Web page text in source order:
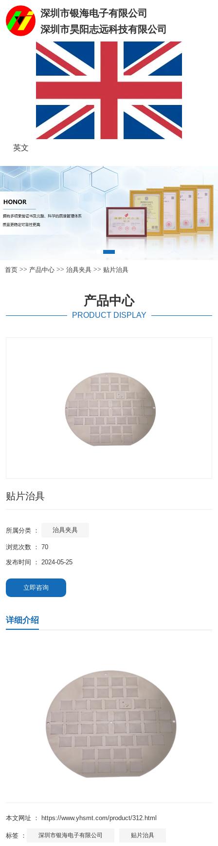
深圳市银海电子有限公司
深圳市昊阳志远科技有限公司
英文
首页 >> 产品中心 >> 治具夹具 >> 贴片治具
产品中心
PRODUCT DISPLAY
贴片治具
所属分类 ： 治具夹具
浏览次数 ： 70
发布时间 ： 2024-05-25
立即咨询
详细介绍
本文网址 ： https://www.yhsmt.com/product/312.html
标签 ： 深圳市银海电子有限公司 贴片治具